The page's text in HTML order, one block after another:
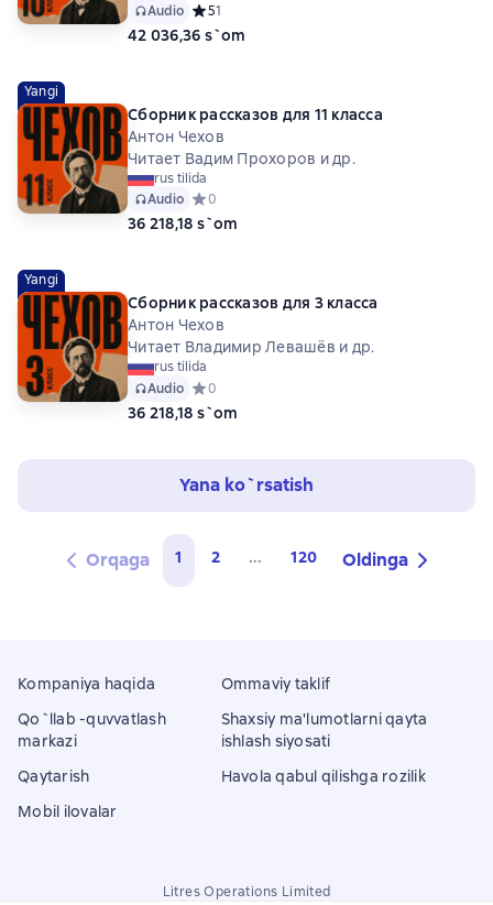
Audio Средний рейтинг 5 на основе 1 оценок
51
42 036,36 s`om
Yangi
Сборник рассказов для 11 класса
Антон Чехов
Читает Вадим Прохоров и др.
rus tilida
Audio Средний рейтинг 0 на основе 0 оценок
0
36 218,18 s`om
Yangi
Сборник рассказов для 3 класса
Антон Чехов
Читает Владимир Левашёв и др.
rus tilida
Audio Средний рейтинг 0 на основе 0 оценок
0
36 218,18 s`om
Yana ko`rsatish
Orqaga 1 2 ... 120 Oldinga
Kompaniya haqida
Qo`llab -quvvatlash
markazi
Qaytarish
Mobil ilovalar
Ommaviy taklif
Shaxsiy ma'lumotlarni qayta
ishlash siyosati
Havola qabul qilishga rozilik
Litres Operations Limited